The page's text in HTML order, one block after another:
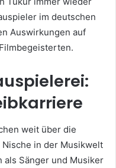
im deutschen
Auswirkungen auf
weit über die
Nische in der Musikwelt
als Sänger und Musiker